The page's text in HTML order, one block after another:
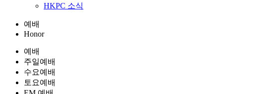
HKPC 소식
예배
Honor
예배
주일예배
수요예배
토요예배